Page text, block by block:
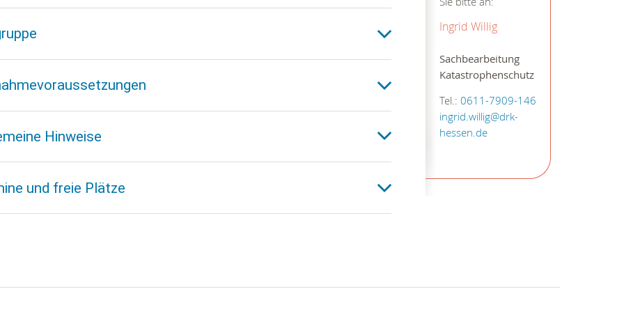
Ingrid Willig
Sachbearbeitung
Katastrophenschutz
Tel.: 0611-7909-146
ingrid.willig@drk-
hessen.de
Hinweise
und freie Plätze